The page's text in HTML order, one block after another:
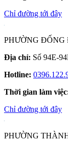
Chỉ đường tới đây
PHƯỜNG
Địa chỉ: Số 94E-
Hotline:
Thời gian làm
Chỉ đường tới đây
PHƯỜNG